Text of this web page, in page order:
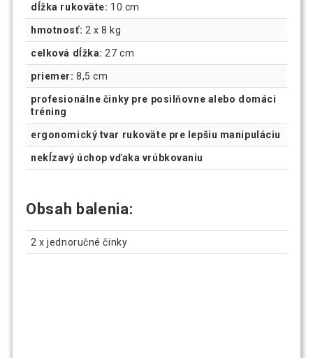
dĺžka rukoväte: 10 cm
hmotnosť: 2 x 8 kg
celková dĺžka: 27 cm
priemer: 8,5 cm
profesionálne činky pre posilňovne alebo domáci
tréning
ergonomický tvar rukoväte pre lepšiu manipuláciu
nekĺzavý úchop vďaka vrúbkovaniu
Obsah balenia:
2 x jednoručné činky